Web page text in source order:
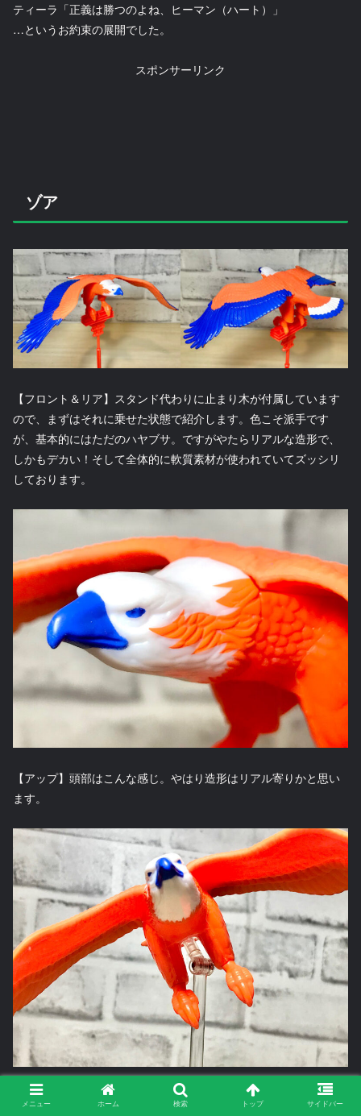
ティーラ「正義は勝つのよね、ヒーマン（ハート）」
…というお約束の展開でした。
スポンサーリンク
ゾア
【フロント＆リア】スタンド代わりに止まり木が付属しています
ので、まずはそれに乗せた状態で紹介します。色こそ派手です
が、基本的にはただのハヤブサ。ですがやたらリアルな造形で、
しかもデカい！そして全体的に軟質素材が使われていてズッシリ
しております。
【アップ】頭部はこんな感じ。やはり造形はリアル寄りかと思い
ます。
特に可動部は設けられておらず、ビンテージトイのときと同じ
メニュー ホーム 検索 トップ サイドバー